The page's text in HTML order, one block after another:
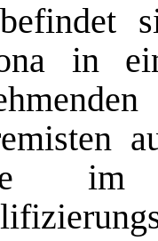
in
im